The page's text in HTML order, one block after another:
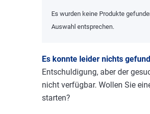
Es wurden keine Produkte
Auswahl entsprechen.
Es konnte leider nichts
Entschuldigung, aber der
nicht verfügbar. Wollen Sie
starten?